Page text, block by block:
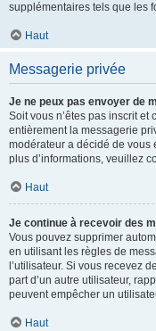
supplémentaires tels que les
Haut
Messagerie privée
Je ne peux pas envoyer de
Soit vous n’êtes pas inscrit
entièrement la messagerie
modérateur a décidé de vous
plus d’informations, veuillez
Haut
Je continue à recevoir des
Vous pouvez supprimer
en utilisant les règles de
l’utilisateur. Si vous recevez
part d’un autre utilisateur,
peuvent empêcher un
Haut